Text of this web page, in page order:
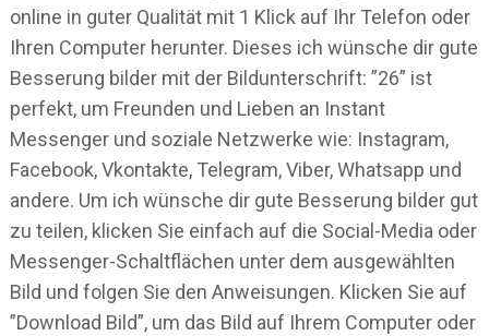
online in guter Qualität mit 1 Klick auf Ihr Telefon oder
Ihren Computer herunter. Dieses ich wünsche dir gute
Besserung bilder mit der Bildunterschrift: ”26” ist
perfekt, um Freunden und Lieben an Instant
Messenger und soziale Netzwerke wie: Instagram,
Facebook, Vkontakte, Telegram, Viber, Whatsapp und
andere. Um ich wünsche dir gute Besserung bilder gut
zu teilen, klicken Sie einfach auf die Social-Media oder
Messenger-Schaltflächen unter dem ausgewählten
Bild und folgen Sie den Anweisungen. Klicken Sie auf
”Download Bild”, um das Bild auf Ihrem Computer oder